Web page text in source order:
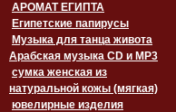
АРОМАТ ЕГИПТА
Египетские папирусы
Музыка для танца живота
Арабская музыка CD и MP3
сумка женская из
натуральной кожы (мягкая)
ювелирные изделия